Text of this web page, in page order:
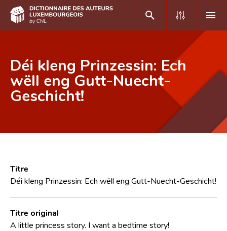
DE FR
Accueil
Recherche avancée
CNL
Équipe scientifique
Contact
Déi kleng Prinzessin: Ech
wëll eng Gutt-Nuecht-
Geschicht!
Titre
Déi kleng Prinzessin: Ech wëll eng Gutt-Nuecht-Geschicht!
Titre original
A little princess story. I want a bedtime story!